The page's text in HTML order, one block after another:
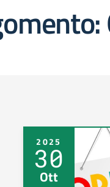
2025
30
Ott